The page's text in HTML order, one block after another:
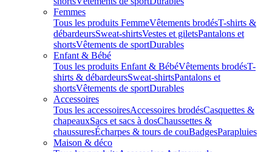
Femmes
Tous les produits FemmeVêtements brodésT-shirts &
débardeursSweat-shirtsVestes et giletsPantalons et
shortsVêtements de sportDurables
Enfant & Bébé
Tous les produits Enfant & BébéVêtements brodésT-
shirts & débardeursSweat-shirtsPantalons et
shortsVêtements de sportDurables
Accessoires
Tous les accessoiresAccessoires brodésCasquettes &
chapeauxSacs et sacs à dosChaussettes &
chaussuresÉcharpes & tours de couBadgesParapluies
Maison & déco